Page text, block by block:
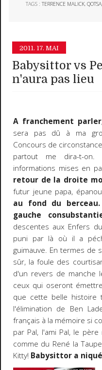
TAGS :TERRENCE MALICK,QOTSA,
2011. 17. MAI
Babysittor vs
n'aura pas lieu
A franchement
sera pas dû à ma
Concours de
partout me dira-t-
informations mises en
retour de la droite
futur jeune papa,
au fond du berceau.
gauche
descentes aux Enfers
puni par là où il a
guimauve. En termes de
sûr, la foule des
d'un revers de manche
ceux qui oseront
que cette belle histoire
l'élimination de Ben
français à la mémoire si
par Pal, l'ami Pal, le
comme du René la
Kitty! Babysittor a